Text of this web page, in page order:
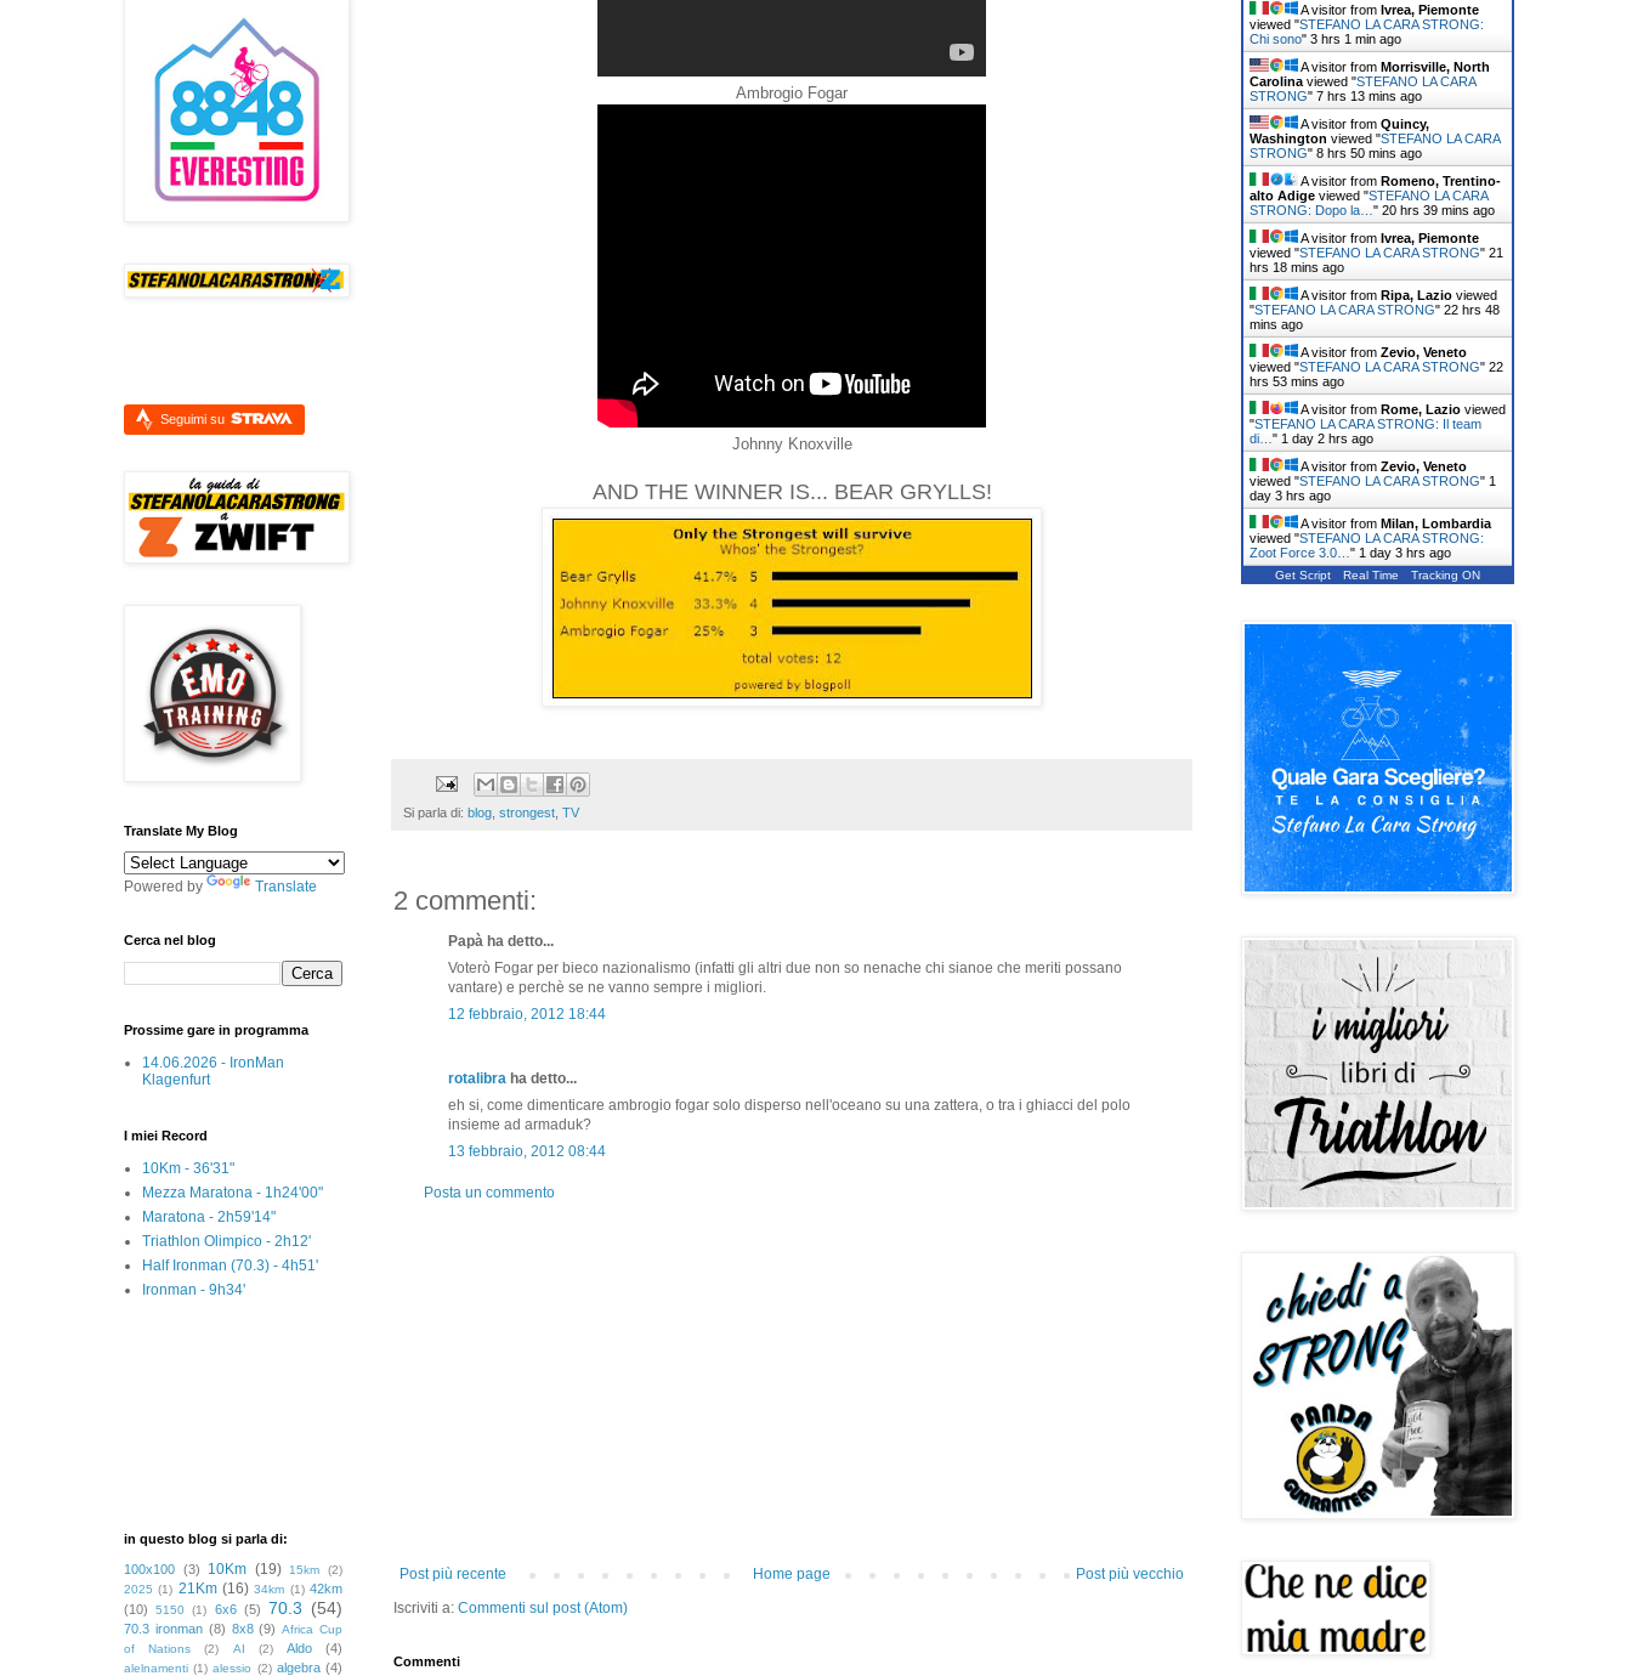
Ambrogio Fogar
Johnny Knoxville
AND THE WINNER IS... BEAR GRYLLS!
Si parla di: blog strongest TV
2 commenti:
Papà ha detto...
Voterò Fogar per bieco nazionalismo (infatti gli altri due non so nenache chi sianoe che meriti possano
vantare) e perchè se ne vanno sempre i migliori.
12 febbraio, 2012 18:44
rotalibra ha detto...
eh si, come dimenticare ambrogio fogar solo disperso nell'oceano su una zattera, o tra i ghiacci del polo
insieme ad armaduk?
13 febbraio, 2012 08:44
Posta un commento
Post più recente Post più vecchio
Home page
Iscriviti a: Commenti sul post (Atom)
Commenti
Seguimi su
Translate My Blog
Powered by Translate
Cerca nel blog
Prossime gare in programma
14.06.2026 - IronMan
Klagenfurt
I miei Record
10Km - 36'31"
Mezza Maratona - 1h24'00"
Maratona - 2h59'14"
Triathlon Olimpico - 2h12'
Half Ironman (70.3) - 4h51'
Ironman - 9h34'
in questo blog si parla di:
100x100 (3) 10Km (19) 15km
(2)
2025 (1) 21Km (16) 34km (1) 42km
(10)
5150 (1) 6x6 (5) 70.3 (54)
70.3 ironman (8) 8x8 (9) Africa Cup
of Nations
(2) AI (2) Aldo (4)
alelnamenti (1) alessio (2) algebra (4)
A visitor from Ivrea, Piemonte
viewed "STEFANO LA CARA STRONG:
Chi sono" 3 hrs 1 min ago
A visitor from Morrisville, North
Carolina viewed "STEFANO LA CARA
STRONG" 7 hrs 13 mins ago
A visitor from Quincy,
Washington viewed "STEFANO LA CARA
STRONG" 8 hrs 50 mins ago
A visitor from Romeno, Trentino-
alto Adige viewed "STEFANO LA CARA
STRONG: Dopo la… " 20 hrs 39 mins ago
A visitor from Ivrea, Piemonte
viewed "STEFANO LA CARA STRONG" 21
hrs 18 mins ago
A visitor from Ripa, Lazio viewed
"STEFANO LA CARA STRONG" 22 hrs 48
mins ago
A visitor from Zevio, Veneto
viewed "STEFANO LA CARA STRONG" 22
hrs 53 mins ago
A visitor from Rome, Lazio viewed
"STEFANO LA CARA STRONG: Il team
di… " 1 day 2 hrs ago
A visitor from Zevio, Veneto
viewed "STEFANO LA CARA STRONG" 1
day 3 hrs ago
A visitor from Milan, Lombardia
viewed "STEFANO LA CARA STRONG:
Zoot Force 3.0… " 1 day 3 hrs ago
Get Script Real Time Tracking ON